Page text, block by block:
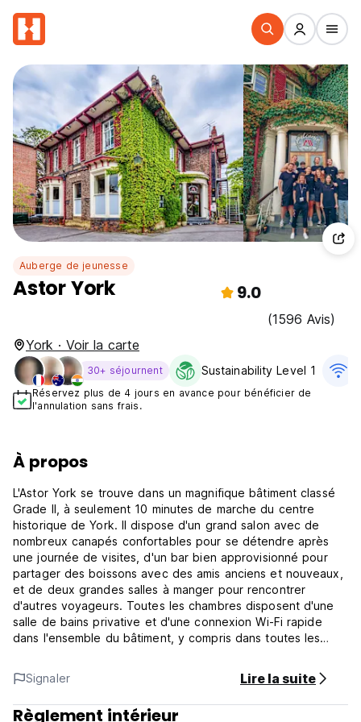
Auberge de jeunesse
Astor York 9.0
(1596 Avis)
York · Voir la carte
30+ séjournent Sustainability Level 1
Réservez plus de 4 jours en avance pour bénéficier de
l'annulation sans frais.
À propos
L'Astor York se trouve dans un magnifique bâtiment classé
Grade II, à seulement 10 minutes de marche du centre
historique de York. Il dispose d'un grand salon avec de
nombreux canapés confortables pour se détendre après
une journée de visites, d'un bar bien approvisionné pour
partager des boissons avec des amis anciens et nouveaux,
et de deux grandes salles à manger pour rencontrer
d'autres voyageurs. Toutes les chambres disposent d'une
salle de bains privative et d'une connexion Wi-Fi rapide
dans l'ensemble du bâtiment, y compris dans toutes les
carte à clé électronique.
Paul's Square et se trouve à 10 minutes de marche de la
gare de York et du centre historique de York. Si vous
n'avez pas envie de marcher, des bus locaux s'arrêtent
Signaler Lire la suite
Règlement intérieur